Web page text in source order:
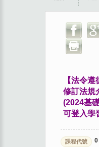
【法令遵
修訂法規
(2024基
可登入學
課程代號